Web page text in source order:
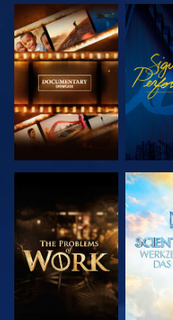
SERIE
ENTDECKEN
SERIE
ENTDECKEN